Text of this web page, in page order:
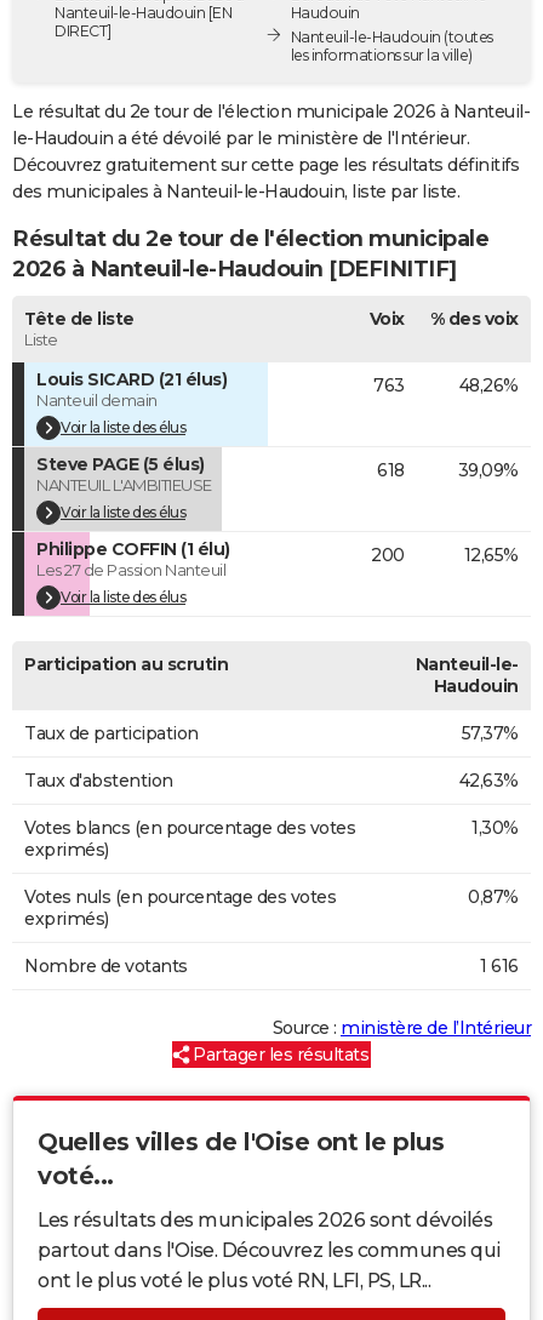
Destinations
City break
Voyage nature
Voyage de noces
Forum
PHOTO
BONS PLANS
CARTE DE VOEUX
DICTIONNAIRE
Dictionnaire
Biographies
Citations
Expressions
Proverbes
PROGRAMME TV
COPAINS D'AVANT
S'inscrire
Se connecter
Lycées
Collèges
Primaires
Universités
Entreprises
Service militaire
Avis de recherche
AVIS DE DÉCÈS
FORUM
Bricolage
Lifestyle
Culture
Sport
Auto
Television
Voyage
Cinema
Nanteuil-le-Haudouin [EN
DIRECT]
Haudouin
Nanteuil-le-Haudouin (toutes
les informations sur la ville)
Le résultat du 2e tour de l'élection municipale 2026 à Nanteuil-
le-Haudouin a été dévoilé par le ministère de l'Intérieur.
Découvrez gratuitement sur cette page les résultats définitifs
des municipales à Nanteuil-le-Haudouin, liste par liste.
Résultat du 2e tour de l'élection municipale
2026 à Nanteuil-le-Haudouin [DEFINITIF]
Tête de liste
Liste
Voix % des voix
Louis SICARD (21 élus)
Nanteuil demain
Voir la liste des élus
763 48,26%
Steve PAGE (5 élus)
NANTEUIL L'AMBITIEUSE
Voir la liste des élus
618 39,09%
Philippe COFFIN (1 élu)
Les 27 de Passion Nanteuil
Voir la liste des élus
200 12,65%
Participation au scrutin
Nanteuil-le-
Haudouin
Taux de participation 57,37%
Taux d'abstention 42,63%
Votes blancs (en pourcentage des votes
exprimés)
1,30%
Votes nuls (en pourcentage des votes
exprimés)
0,87%
Nombre de votants 1 616
Source : ministère de l’Intérieur
Partager les résultats
Quelles villes de l'Oise ont le plus
voté...
Les résultats des municipales 2026 sont dévoilés
partout dans l'Oise. Découvrez les communes qui
ont le plus voté le plus voté RN, LFI, PS, LR...